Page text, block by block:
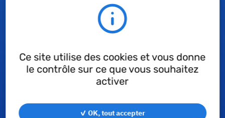
N’hésitez pas à nous contacter pour toutes vos
Ce site utilise des cookies et vous donne
le contrôle sur ce que vous souhaitez
activer
✓ OK, tout accepter